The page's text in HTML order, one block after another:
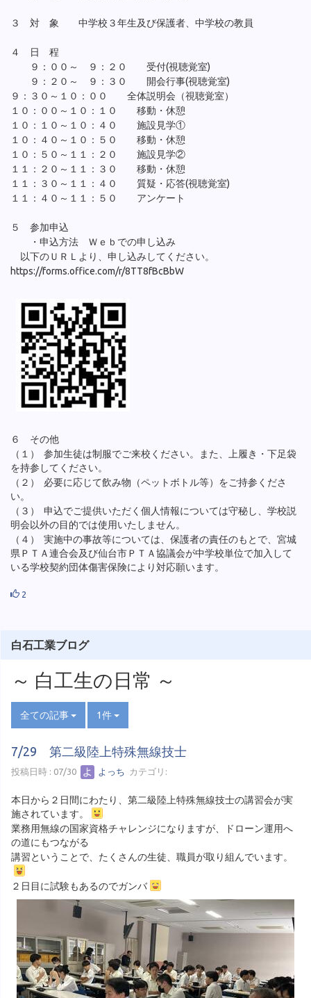
３ 対 象 中学校３年生及び保護者、中学校の教員
４ 日 程
９：００～ ９：２０ 受付(視聴覚室)
９：２０～ ９：３０ 開会行事(視聴覚室)
９：３０～１０：００ 全体説明会（視聴覚室）
１０：００～１０：１０ 移動・休憩
１０：１０～１０：４０ 施設見学①
１０：４０～１０：５０ 移動・休憩
１０：５０～１１：２０ 施設見学②
１１：２０～１１：３０ 移動・休憩
１１：３０～１１：４０ 質疑・応答(視聴覚室)
１１：４０～１１：５０ アンケート
５ 参加申込
・申込方法 Ｗｅｂでの申し込み
以下のＵＲＬより、申し込みしてください。
https://forms.office.com/r/8TT8fBcBbW
６ その他
（１） 参加生徒は制服でご来校ください。また、上履き・下足袋
を持参してください。
（２） 必要に応じて飲み物（ペットボトル等）をご持参くださ
い。
（３） 申込でご提供いただく個人情報については守秘し、学校説
明会以外の目的では使用いたしません。
（４） 実施中の事故等については、保護者の責任のもとで、宮城
県ＰＴＡ連合会及び仙台市ＰＴＡ協議会が中学校単位で加入して
いる学校契約団体傷害保険により対応願います。
2
白石工業ブログ
～ 白工生の日常 ～
全ての記事 1件
7/29 第二級陸上特殊無線技士
投稿日時 : 07/30 よっち カテゴリ:
本日から２日間にわたり、第二級陸上特殊無線技士の講習会が実
施されています。
業務用無線の国家資格チャレンジになりますが、ドローン運用へ
の道にもつながる
講習ということで、たくさんの生徒、職員が取り組んでいます。
２日目に試験もあるのでガンバ